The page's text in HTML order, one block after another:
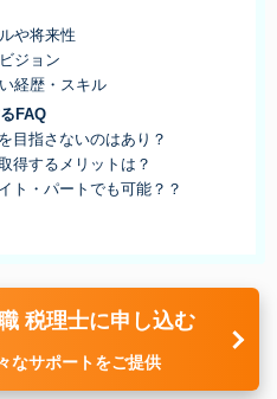
や将来性
ジョン
経歴・スキル
FAQ
目指さないのはあり？
得するメリットは？
ト・パートでも可能？？
税理士に申し込む
なサポートをご提供